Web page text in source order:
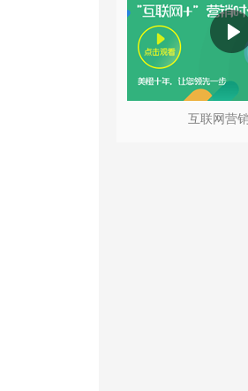
互联网营